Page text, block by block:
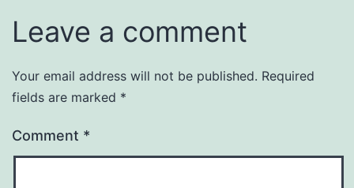
Leave a comment
Your email address will not be published. Required
fields are marked *
Comment *